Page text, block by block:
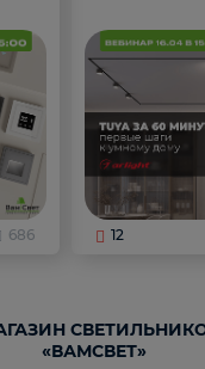
686 12
«ВАМСВЕТ»